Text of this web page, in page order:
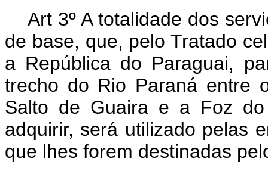
Art 3º A totalidade dos
de base, que, pelo Tratado
a República do Paraguai,
trecho do Rio Paraná entre
Salto de Guaira e a Foz
adquirir, será utilizado pelas
que lhes forem destinadas